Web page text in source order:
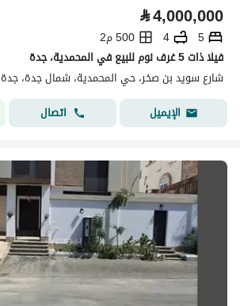
⃁4,000,000
5
4
500 م2
فيلا ذات 5 غرف نوم للبيع في المحمدية، جدة
شارع سويد بن صخر، حي المحمدية، شمال جدة، جدة
الإيميل
اتصال